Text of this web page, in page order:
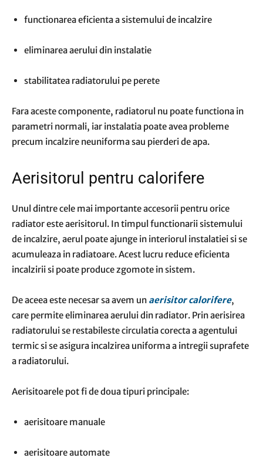
functionarea eficienta a sistemului de incalzire
eliminarea aerului din instalatie
stabilitatea radiatorului pe perete
Fara aceste componente, radiatorul nu poate functiona in
parametri normali, iar instalatia poate avea probleme
precum incalzire neuniforma sau pierderi de apa.
Aerisitorul pentru calorifere
Unul dintre cele mai importante accesorii pentru orice
radiator este aerisitorul. In timpul functionarii sistemului
de incalzire, aerul poate ajunge in interiorul instalatiei si se
acumuleaza in radiatoare. Acest lucru reduce eficienta
incalzirii si poate produce zgomote in sistem.
De aceea este necesar sa avem un aerisitor calorifere,
care permite eliminarea aerului din radiator. Prin aerisirea
radiatorului se restabileste circulatia corecta a agentului
termic si se asigura incalzirea uniforma a intregii suprafete
a radiatorului.
Aerisitoarele pot fi de doua tipuri principale:
aerisitoare manuale
aerisitoare automate